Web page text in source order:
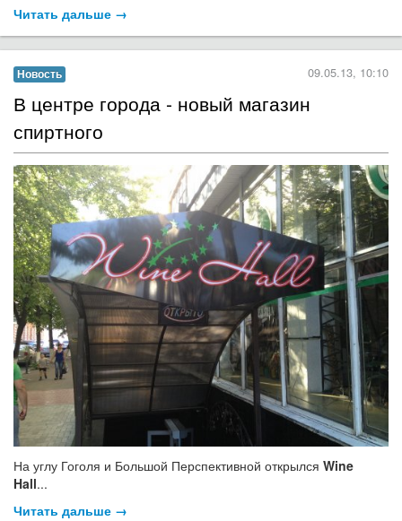
Читать дальше →
Новость 09.05.13, 10:10
В центре города - новый магазин
спиртного
На углу Гоголя и Большой Перспективной открылся Wine
Hall...
Читать дальше →